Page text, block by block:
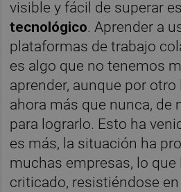
visible y fácil de superar
tecnológico. Aprender a
plataformas de trabajo
es algo que no tenemos
aprender, aunque por
ahora más que nunca, de
para lograrlo. Esto ha
es más, la situación ha
muchas empresas, lo que
criticado, resistiéndose